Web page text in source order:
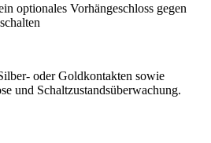
optionales Vorhängeschloss gegen
oder Goldkontakten sowie
und Schaltzustands­überwachung.